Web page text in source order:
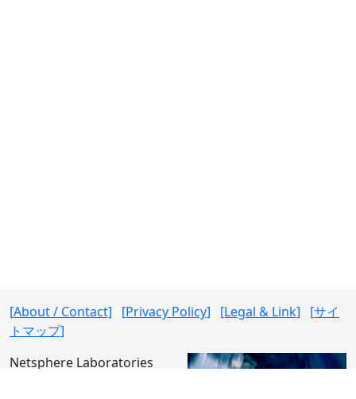
[About / Contact] [Privacy Policy] [Legal & Link]
[サイ
トマップ]
Netsphere Laboratories